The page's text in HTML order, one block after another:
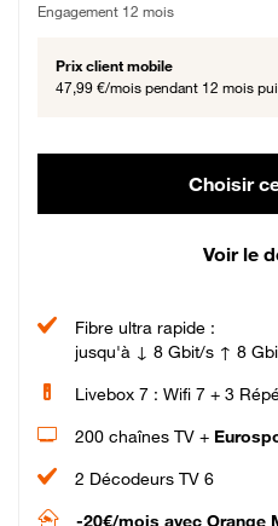
Engagement 12 mois
Prix client mobile
47,99 €/mois pendant 12 mois
Choisir
Voir le
Fibre ultra rapide :
jusqu'à ↓ 8 Gbit/s ↑ 8
Livebox 7 : Wifi 7 + 3
200 chaînes TV +
2 Décodeurs TV 6
-20€/mois avec Orange